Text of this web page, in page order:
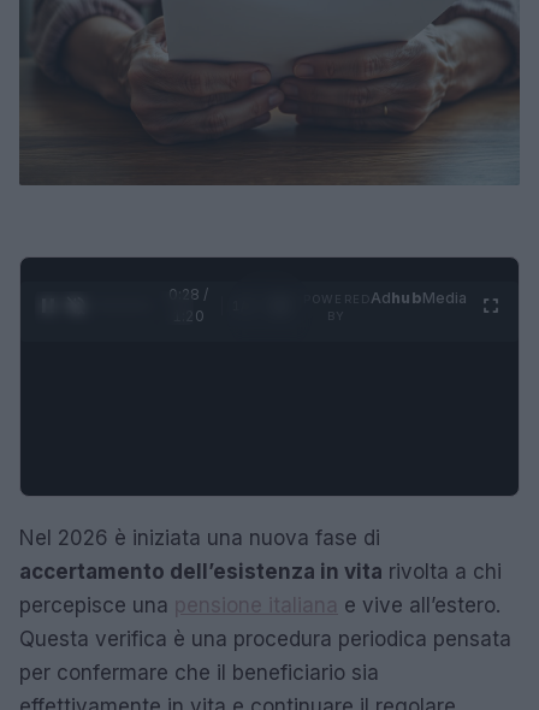
0:29 /
1:20
AdhubMedia
Nel 2026 è iniziata una nuova fase di
accertamento dell’esistenza in vita rivolta a chi
percepisce una
e vive all’estero.
Questa verifica è una procedura periodica pensata
per confermare che il beneficiario sia